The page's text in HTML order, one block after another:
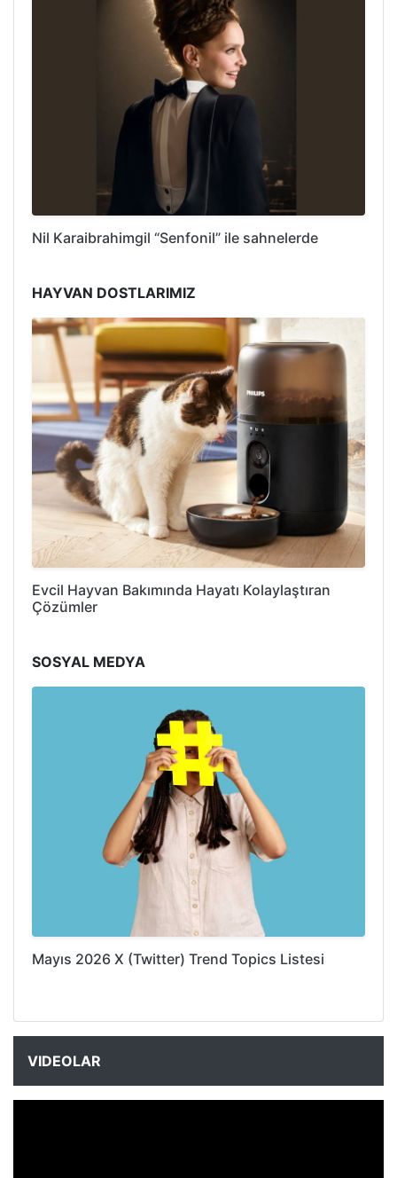
Nil Karaibrahimgil “Senfonil” ile sahnelerde
HAYVAN DOSTLARIMIZ
Evcil Hayvan Bakımında Hayatı Kolaylaştıran
Çözümler
SOSYAL MEDYA
Mayıs 2026 X (Twitter) Trend Topics Listesi
VIDEOLAR